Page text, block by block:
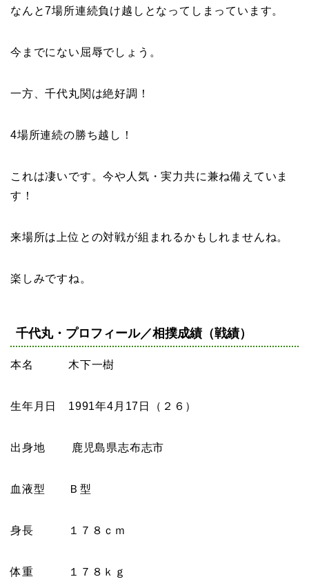
なんと7場所連続負け越しとなってしまっています。
今までにない屈辱でしょう。
一方、千代丸関は絶好調！
4場所連続の勝ち越し！
これは凄いです。今や人気・実力共に兼ね備えていま
す！
来場所は上位との対戦が組まれるかもしれませんね。
楽しみですね。
千代丸・プロフィール／相撲成績（戦績）
本名 木下一樹
生年月日 1991年4月17日（２６）
出身地 鹿児島県志布志市
血液型 Ｂ型
身長 １７８ｃｍ
体重 １７８ｋｇ